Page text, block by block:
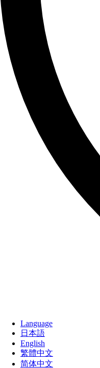
Language
日本語
English
繁體中文
简体中文